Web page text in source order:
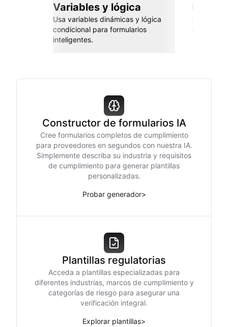
Variables y lógica
Usa variables dinámicas y lógica
condicional para formularios
inteligentes.
Constructor de formularios IA
Cree formularios completos de cumplimiento
para proveedores en segundos con nuestra IA.
Simplemente describa su industria y requisitos
de cumplimiento para generar plantillas
personalizadas.
Probar generador>
Plantillas regulatorias
Acceda a plantillas especializadas para
diferentes industrias, marcos de cumplimiento y
categorías de riesgo para asegurar una
verificación integral.
Explorar plantillas>